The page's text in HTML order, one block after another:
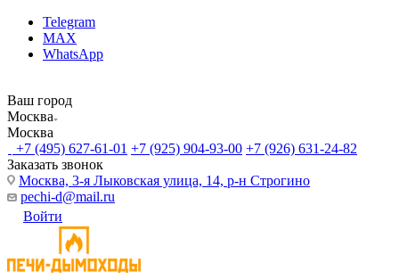
Telegram
MAX
WhatsApp
Ваш город
Москва
Москва
+7 (495) 627-61-01 +7 (925) 904-93-00 +7 (926) 631-24-82
Заказать звонок
Москва, 3-я Лыковская улица, 14, р-н Строгино
pechi-d@mail.ru
Войти